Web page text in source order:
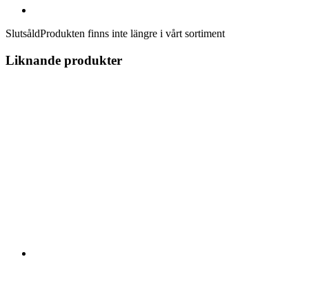
SlutsåldProdukten finns inte längre i vårt sortiment
Liknande produkter